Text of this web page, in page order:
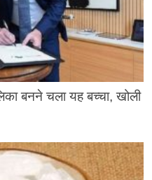
बनने चला यह बच्चा, खोली